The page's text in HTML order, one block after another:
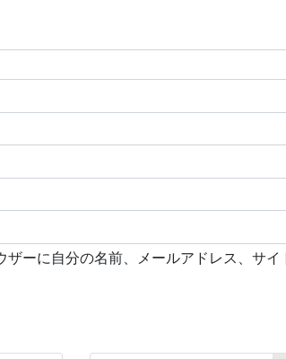
ーに自分の名前、メールアドレス、サイ